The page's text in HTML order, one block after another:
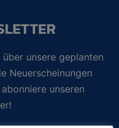
unsere geplanten
Neuerscheinungen
unseren